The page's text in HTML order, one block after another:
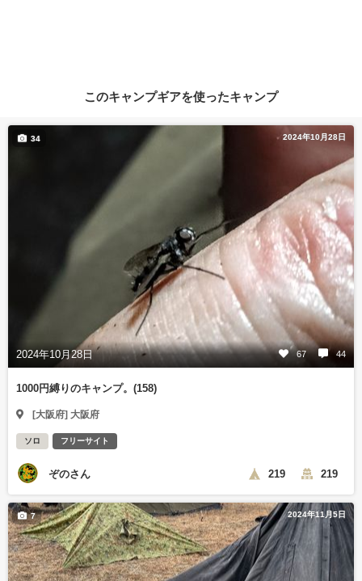
このキャンプギアを使ったキャンプ
2024年10月28日
2024年10月28日 67 44
34
1000円縛りのキャンプ。(158)
[大阪府] 大阪府
ソロ フリーサイト
ぞのさん 219 219
2024年11月5日
7